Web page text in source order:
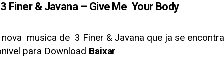
Finer & Javana – Give Me Your Body
nova musica de 3 Finer & Javana que ja se encontra
para Download Baixar